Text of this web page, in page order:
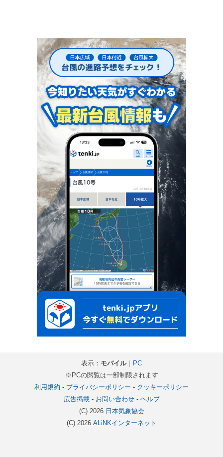
表示： モバイル｜ PC
※PCの閲覧は一部制限されます
利用規約 - プライバシーポリシー - クッキーポリシー
広告掲載- お問い合わせ- ヘルプ
(C) 2026 日本気象協会
(C) 2026 ALiNKインターネット